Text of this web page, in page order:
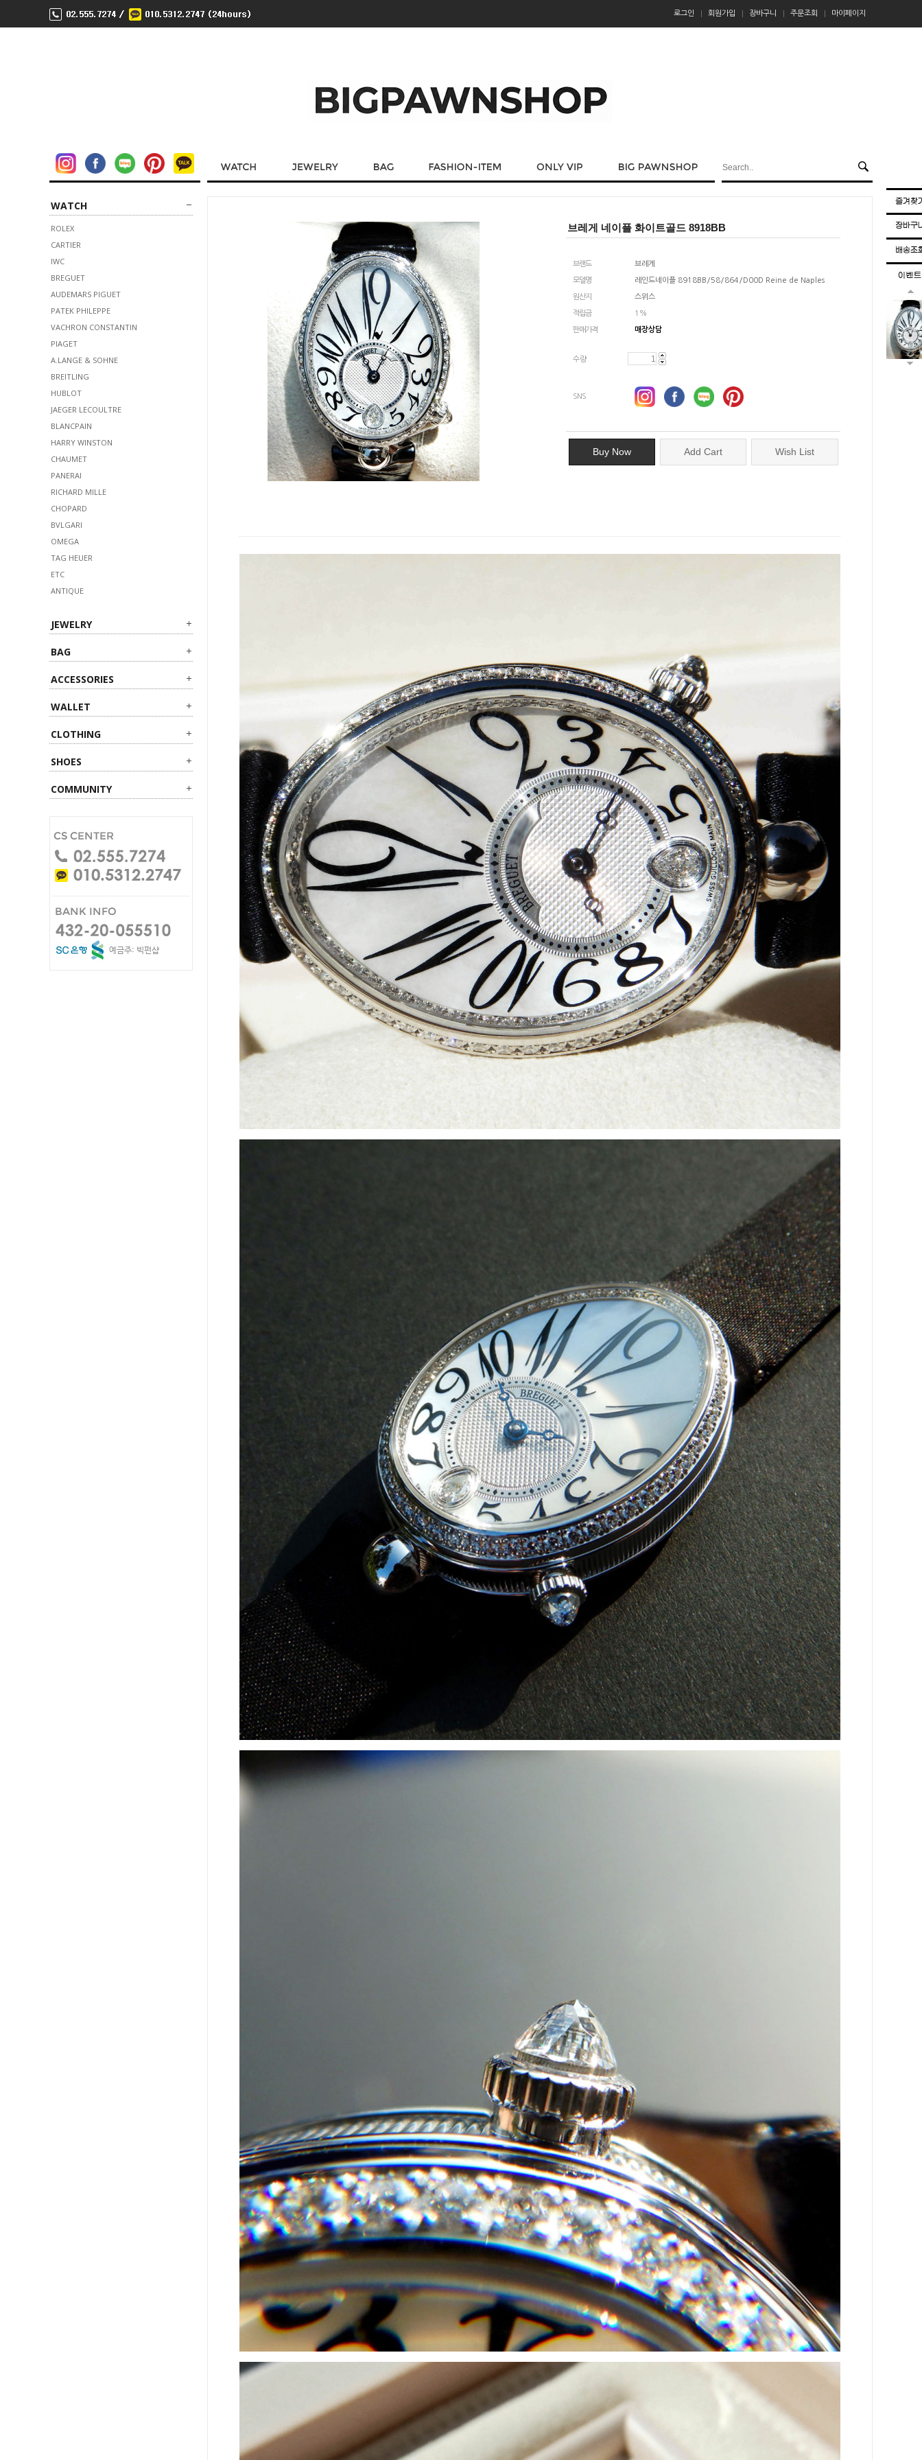
로그인 회원가입 장바구니 주문조회 마이페이지
WATCH
ROLEX
CARTIER
IWC
BREGUET
AUDEMARS PIGUET
PATEK PHILEPPE
VACHRON CONSTANTIN
PIAGET
A.LANGE & SOHNE
BREITLING
HUBLOT
JAEGER LECOULTRE
BLANCPAIN
HARRY WINSTON
CHAUMET
PANERAI
RICHARD MILLE
CHOPARD
BVLGARI
OMEGA
TAG HEUER
ETC
ANTIQUE
JEWELRY
BAG
ACCESSORIES
WALLET
CLOTHING
SHOES
COMMUNITY
브레게 네이플 화이트골드 8918BB
브랜드 브레게
모델명 레인드네이플 8918BB/58/864/D00D Reine de Naples
원산지 스위스
적립금 1%
판매가격 매장상담
수량
SNS
Buy Now Add Cart Wish List